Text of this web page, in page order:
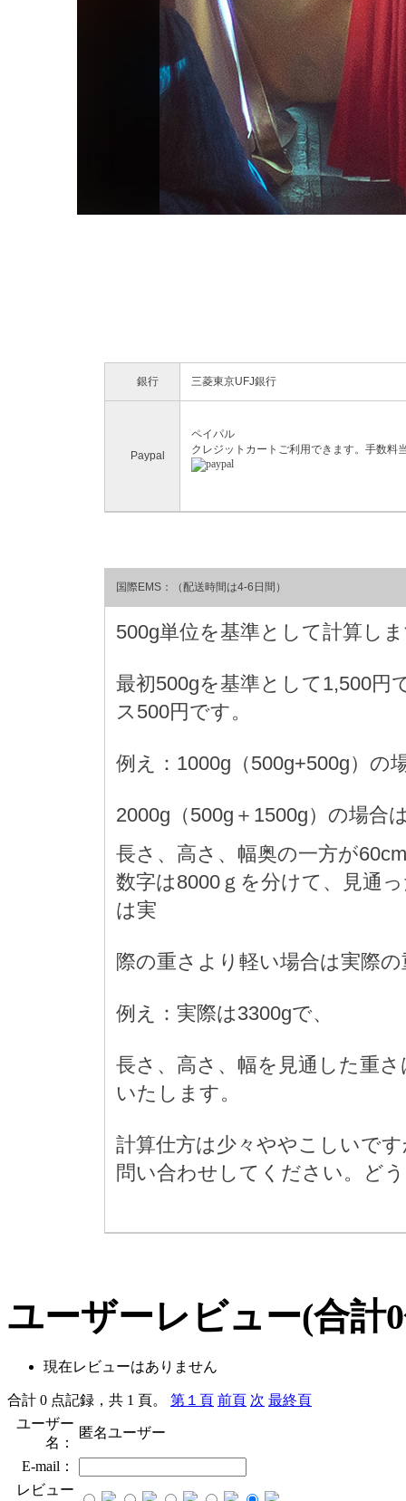
銀行 三菱東京UFJ銀行
Paypal
ペイパル
クレジットカートご利用できます。手数料
国際EMS：（配送時間は4-6日間）
500g単位を基準として計算し
最初500gを基準として1,500円
ス500円です。
例え：1000g（500g+500g）の
2000g（500g＋1500g）の場合
長さ、高さ、幅奥の一方が
数字は8000ｇを分けて、見通
は実
際の重さより軽い場合は実際
例え：実際は3300gで、
長さ、高さ、幅を見通した重
いたします。
計算仕方は少々ややこしいで
問い合わせしてください。ど
ユーザーレビュー(合計0
現在レビューはありません
合計 0 点記録，共 1 頁。 第１頁 前頁 次 最終頁
ユーザー
名：
匿名ユーザー
E-mail：
レビュー